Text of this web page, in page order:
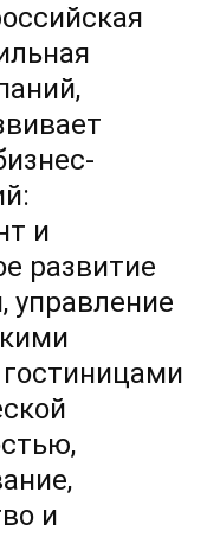
и
развитие
управление
и